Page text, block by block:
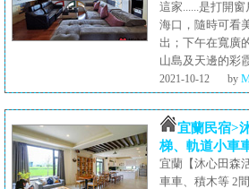
這家......是打開
海口，隨時可看
出；下午在寬廣
山島及天邊的彩
2021-10-12
by
宜蘭民宿>
梯、軌道小車
宜蘭【沐心田森
車車、積木等 2